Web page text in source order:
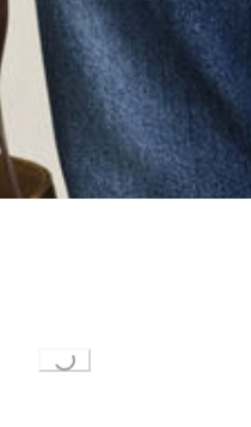
Loading...